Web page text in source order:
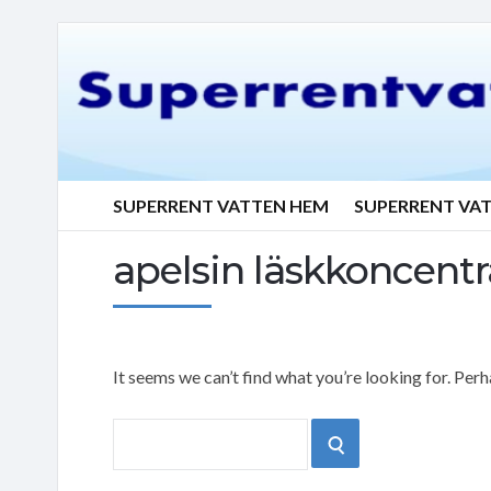
SUPERRENT VATTEN HEM SUPERRENT
apelsin
It seems we can’t find what you’re looking for.
SEARCH